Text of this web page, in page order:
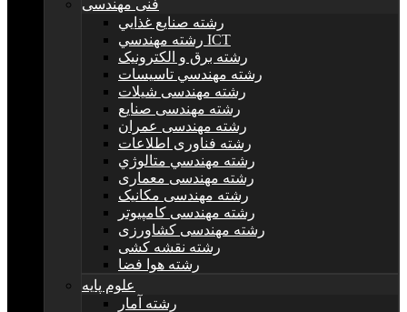
رشته صنايع غذايي
رشته مهندسي ICT
رشته برق و الکترونيک
رشته مهندسي تاسيسات
رشته مهندسی شیلات
رشته مهندسی صنایع
رشته مهندسی عمران
رشته فناوری اطلاعات
رشته مهندسي متالوژي
رشته مهندسی معماری
رشته مهندسی مکانیک
رشته مهندسی کامپیوتر
رشته مهندسی کشاورزی
رشته نقشه کشی
رشته هوا فضا
علوم پایه
رشته آمار